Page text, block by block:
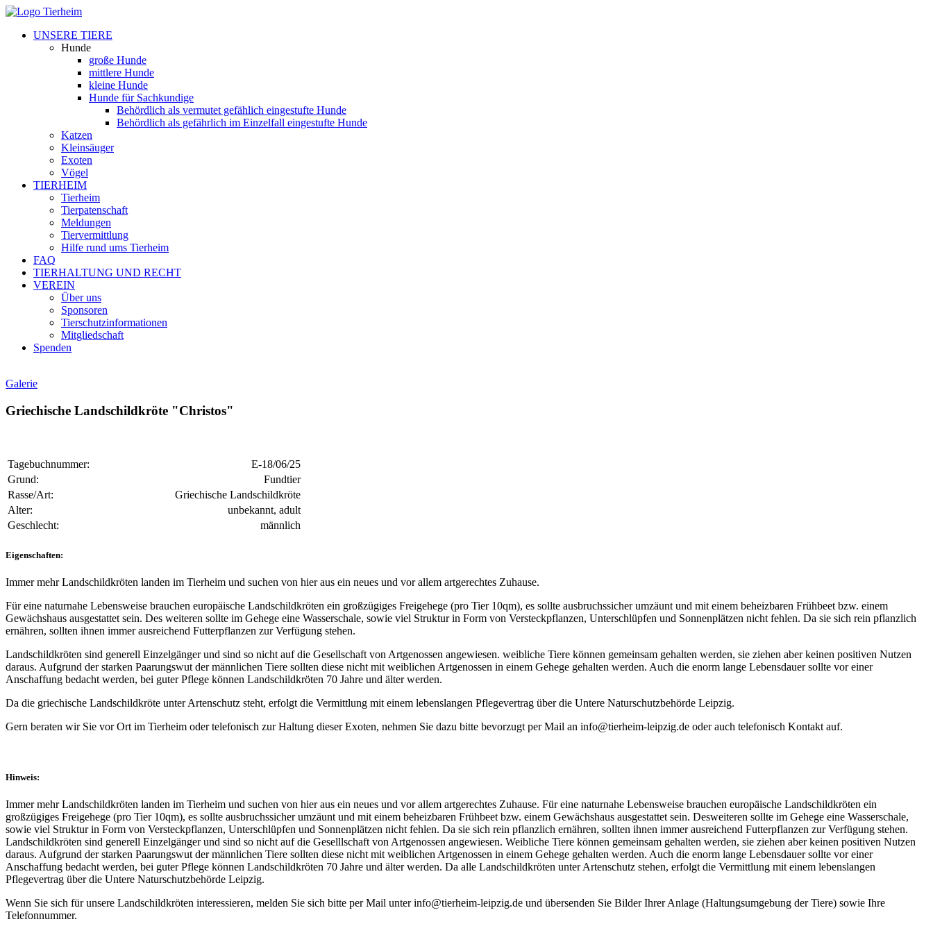
UNSERE TIERE
Hunde
große Hunde
mittlere Hunde
kleine Hunde
Hunde für Sachkundige
Behördlich als vermutet gefählich eingestufte Hunde
Behördlich als gefährlich im Einzelfall eingestufte Hunde
Katzen
Kleinsäuger
Exoten
Vögel
TIERHEIM
Tierheim
Tierpatenschaft
Meldungen
Tiervermittlung
Hilfe rund ums Tierheim
FAQ
TIERHALTUNG UND RECHT
VEREIN
Über uns
Sponsoren
Tierschutzinformationen
Mitgliedschaft
Spenden
Galerie
Griechische Landschildkröte "Christos"
Tagebuchnummer:
E-18/06/25
Grund:
Fundtier
Rasse/Art:
Griechische Landschildkröte
Alter:
unbekannt, adult
Geschlecht:
männlich
Eigenschaften:
Immer mehr Landschildkröten landen im Tierheim und suchen von hier aus ein neues und vor allem artgerechtes Zuhause.
Für eine naturnahe Lebensweise brauchen europäische Landschildkröten ein großzügiges Freigehege (pro Tier 10qm), es sollte ausbruchssicher umzäunt und mit einem beheizbaren Frühbeet bzw. einem
Gewächshaus ausgestattet sein. Des weiteren sollte im Gehege eine Wasserschale, sowie viel Struktur in Form von Versteckpflanzen, Unterschlüpfen und Sonnenplätzen nicht fehlen. Da sie sich rein pflanzlich
ernähren, sollten ihnen immer ausreichend Futterpflanzen zur Verfügung stehen.
Landschildkröten sind generell Einzelgänger und sind so nicht auf die Gesellschaft von Artgenossen angewiesen. weibliche Tiere können gemeinsam gehalten werden, sie ziehen aber keinen positiven Nutzen
daraus. Aufgrund der starken Paarungswut der männlichen Tiere sollten diese nicht mit weiblichen Artgenossen in einem Gehege gehalten werden. Auch die enorm lange Lebensdauer sollte vor einer
Anschaffung bedacht werden, bei guter Pflege können Landschildkröten 70 Jahre und älter werden.
Da die griechische Landschildkröte unter Artenschutz steht, erfolgt die Vermittlung mit einem lebenslangen Pflegevertrag über die Untere Naturschutzbehörde Leipzig.
Gern beraten wir Sie vor Ort im Tierheim oder telefonisch zur Haltung dieser Exoten, nehmen Sie dazu bitte bevorzugt per Mail an info@tierheim-leipzig.de oder auch telefonisch Kontakt auf.
Hinweis:
Immer mehr Landschildkröten landen im Tierheim und suchen von hier aus ein neues und vor allem artgerechtes Zuhause. Für eine naturnahe Lebensweise brauchen europäische Landschildkröten ein
großzügiges Freigehege (pro Tier 10qm), es sollte ausbruchssicher umzäunt und mit einem beheizbaren Frühbeet bzw. einem Gewächshaus ausgestattet sein. Desweiteren sollte im Gehege eine Wasserschale,
sowie viel Struktur in Form von Versteckpflanzen, Unterschlüpfen und Sonnenplätzen nicht fehlen. Da sie sich rein pflanzlich ernähren, sollten ihnen immer ausreichend Futterpflanzen zur Verfügung stehen.
Landschildkröten sind generell Einzelgänger und sind so nicht auf die Geselllschaft von Artgenossen angewiesen. Weibliche Tiere können gemeinsam gehalten werden, sie ziehen aber keinen positiven Nutzen
daraus. Aufgrund der starken Paarungswut der männlichen Tiere sollten diese nicht mit weiblichen Artgenossen in einem Gehege gehalten werden. Auch die enorm lange Lebensdauer sollte vor einer
Anschaffung bedacht werden, bei guter Pflege können Landschildkröten 70 Jahre und älter werden. Da alle Landschildkröten unter Artenschutz stehen, erfolgt die Vermittlung mit einem lebenslangen
Pflegevertrag über die Untere Naturschutzbehörde Leipzig.
Wenn Sie sich für unsere Landschildkröten interessieren, melden Sie sich bitte per Mail unter info@tierheim-leipzig.de und übersenden Sie Bilder Ihrer Anlage (Haltungsumgebung der Tiere) sowie Ihre
Telefonnummer.